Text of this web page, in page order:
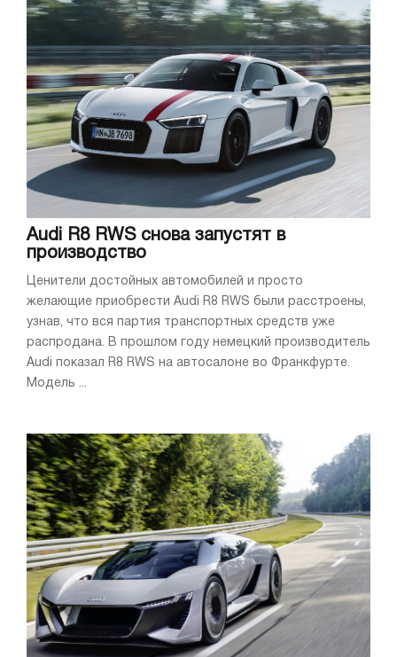
Audi R8 RWS снова запустят в
производство
Ценители достойных автомобилей и просто
желающие приобрести Audi R8 RWS были расстроены,
узнав, что вся партия транспортных средств уже
распродана. В прошлом году немецкий производитель
Audi показал R8 RWS на автосалоне во Франкфурте.
Модель ...